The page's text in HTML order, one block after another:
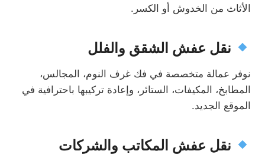
الأثاث من الخدوش أو الكسر.
نقل عفش الشقق والفلل
نوفر عمالة متخصصة في فك غرف النوم، المجالس،
المطابخ، المكيفات، الستائر، وإعادة تركيبها باحترافية في
الموقع الجديد.
نقل عفش المكاتب والشركات